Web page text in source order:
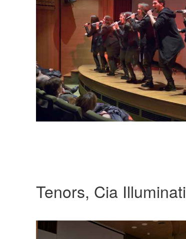
Tenors, Cia Illuminati